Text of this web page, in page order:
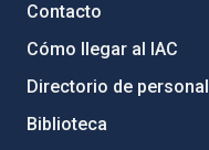
Contacto
Cómo llegar al IAC
Directorio de personal
Biblioteca